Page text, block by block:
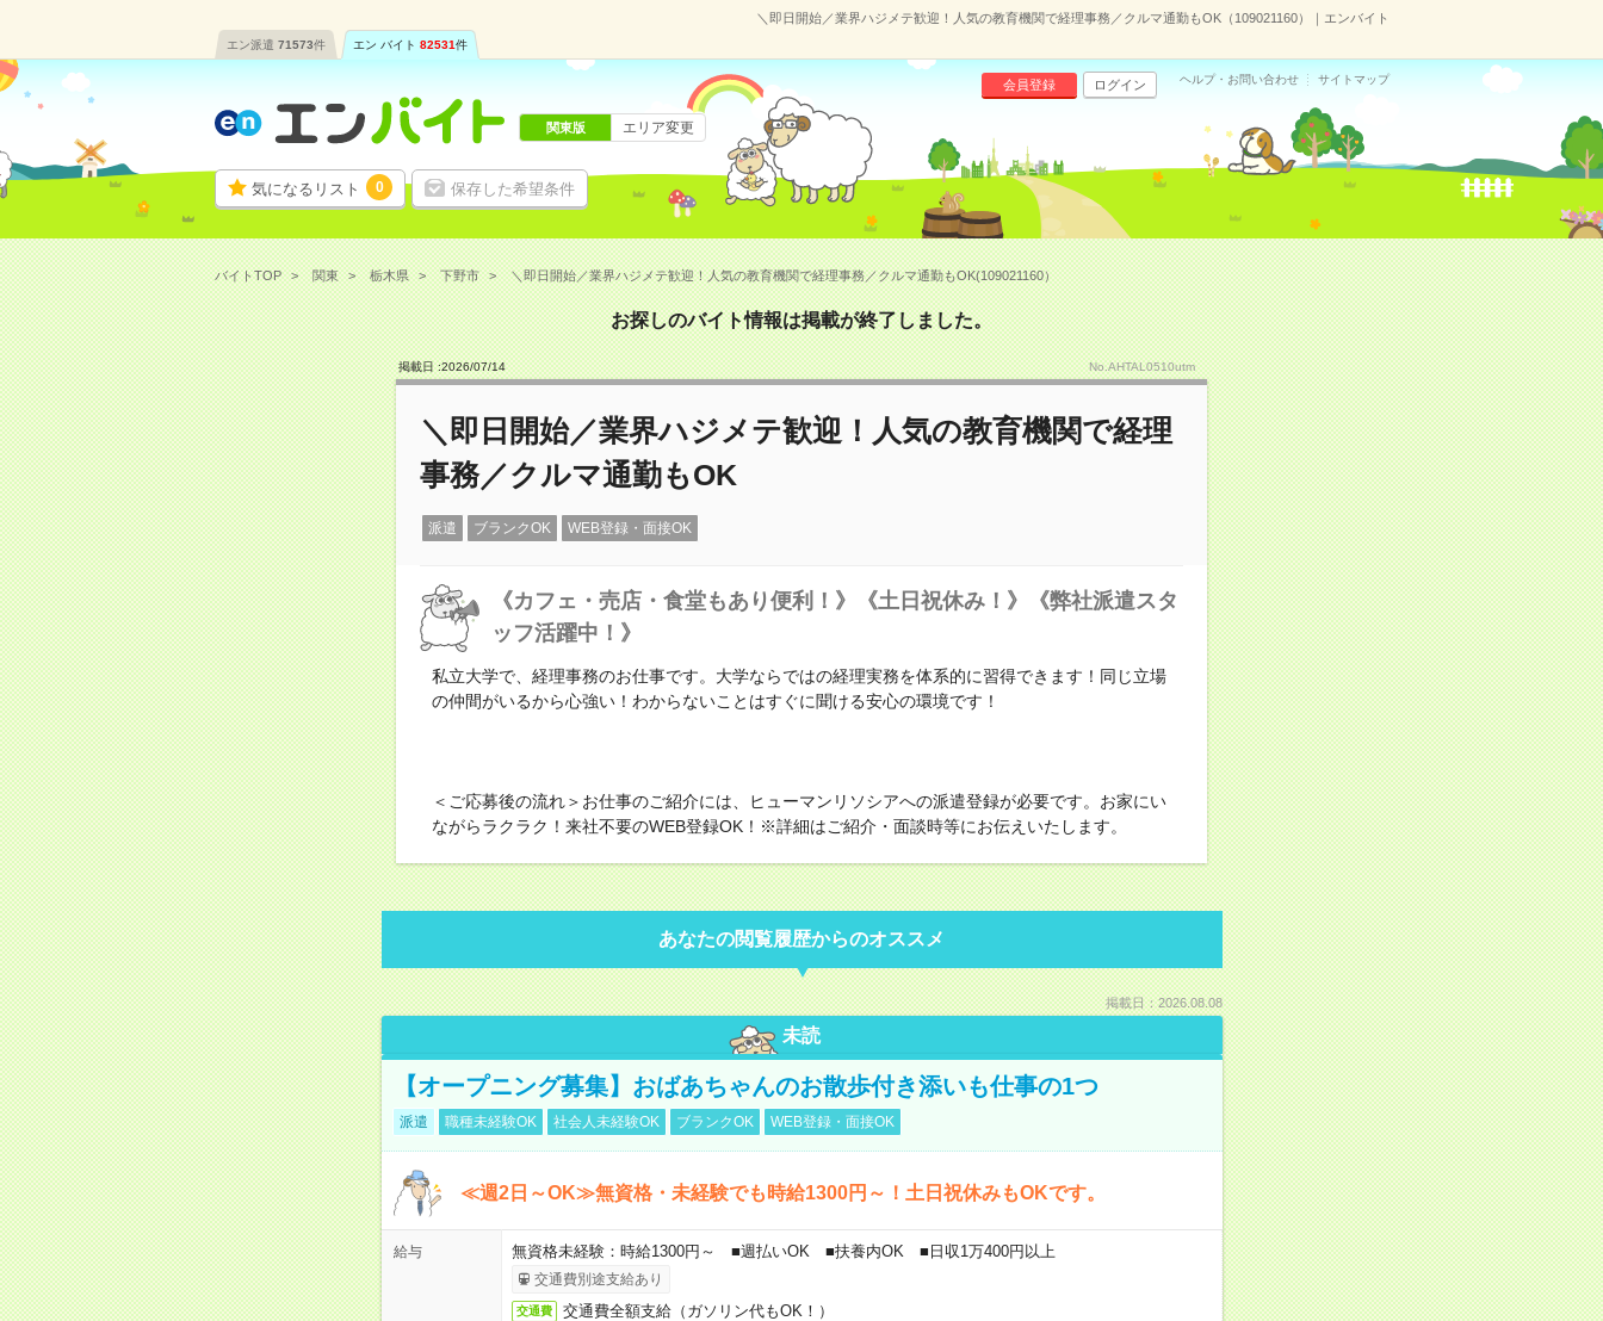
＼即日開始／業界ハジメテ歓迎！人気の教育機関で経理事務／クルマ通勤もOK（109021160）｜エンバイト
エン派遣 71573件 エン バイト 82531件
気になるリスト 0 保存した希望条件
会員登録 ログイン ヘルプ・お問い合わせ サイトマップ
関東版 エリア変更
バイトTOP 関東 栃木県 下野市 ＼即日開始／業界ハジメテ歓迎！人気の教育機関で経理事務／クルマ通勤もOK(109021160）
お探しのバイト情報は掲載が終了しました。
掲載日 :2026/07/14 No.AHTAL0510utm
＼即日開始／業界ハジメテ歓迎！人気の教育機関で経理
事務／クルマ通勤もOK
派遣 ブランクOK WEB登録・面接OK
《カフェ・売店・食堂もあり便利！》《土日祝休み！》《弊社派遣スタ
ッフ活躍中！》
私立大学で、経理事務のお仕事です。大学ならではの経理実務を体系的に習得できます！同じ立場
の仲間がいるから心強い！わからないことはすぐに聞ける安心の環境です！
＜ご応募後の流れ＞お仕事のご紹介には、ヒューマンリソシアへの派遣登録が必要です。お家にい
ながらラクラク！来社不要のWEB登録OK！※詳細はご紹介・面談時等にお伝えいたします。
あなたの閲覧履歴からのオススメ
掲載日：2026.08.08
未読
【オープニング募集】おばあちゃんのお散歩付き添いも仕事の1つ
派遣 職種未経験OK 社会人未経験OK ブランクOK WEB登録・面接OK
≪週2日～OK≫無資格・未経験でも時給1300円～！土日祝休みもOKです。
給与 無資格未経験：時給1300円～ ■週払いOK ■扶養内OK ■日収1万400円以上
交通費別途支給あり
交通費 交通費全額支給（ガソリン代もOK！）